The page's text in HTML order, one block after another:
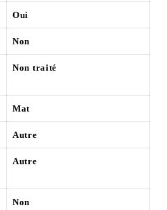
Oui
Non
Non traité
Mat
Autre
Autre
Non